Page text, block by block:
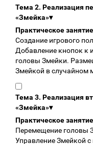
Тема 2. Реализация
«Змейка»▾
Практическое
Создание игрового
Добавление кнопок к
головы Змейки.
Змейкой в случайном
Тема 3. Реализация
«Змейка»▾
Практическое
Перемещение головы
Управление Змейкой